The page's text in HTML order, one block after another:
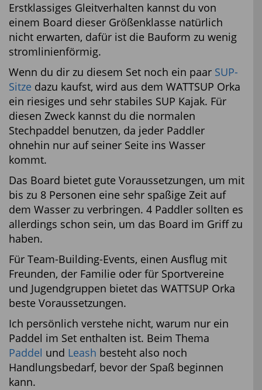
Erstklassiges Gleitverhalten kannst du von
einem Board dieser Größenklasse natürlich
nicht erwarten, dafür ist die Bauform zu wenig
stromlinienförmig.
Wenn du dir zu diesem Set noch ein paar SUP-
Sitze dazu kaufst, wird aus dem WATTSUP Orka
ein riesiges und sehr stabiles SUP Kajak. Für
diesen Zweck kannst du die normalen
Stechpaddel benutzen, da jeder Paddler
ohnehin nur auf seiner Seite ins Wasser
kommt.
Das Board bietet gute Voraussetzungen, um mit
bis zu 8 Personen eine sehr spaßige Zeit auf
dem Wasser zu verbringen. 4 Paddler sollten es
allerdings schon sein, um das Board im Griff zu
haben.
Für Team-Building-Events, einen Ausflug mit
Freunden, der Familie oder für Sportvereine
und Jugendgruppen bietet das WATTSUP Orka
beste Voraussetzungen.
Ich persönlich verstehe nicht, warum nur ein
Paddel im Set enthalten ist. Beim Thema
Paddel und Leash besteht also noch
Handlungsbedarf, bevor der Spaß beginnen
kann.